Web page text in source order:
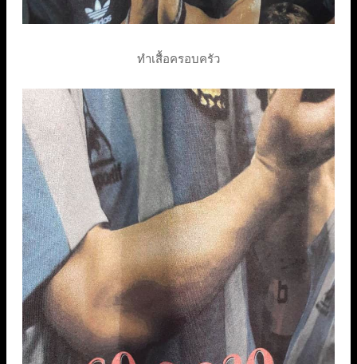
ทำเสื้อครอบครัว